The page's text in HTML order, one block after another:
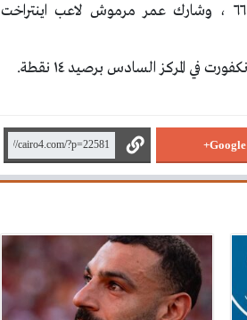
بينما تعادل يونيون برلين عن طريق “بينيديكت هولربيش” في الدقيقة ٦٦ ، وشارك عمر مرموش لاعب اينتراخت
Google+